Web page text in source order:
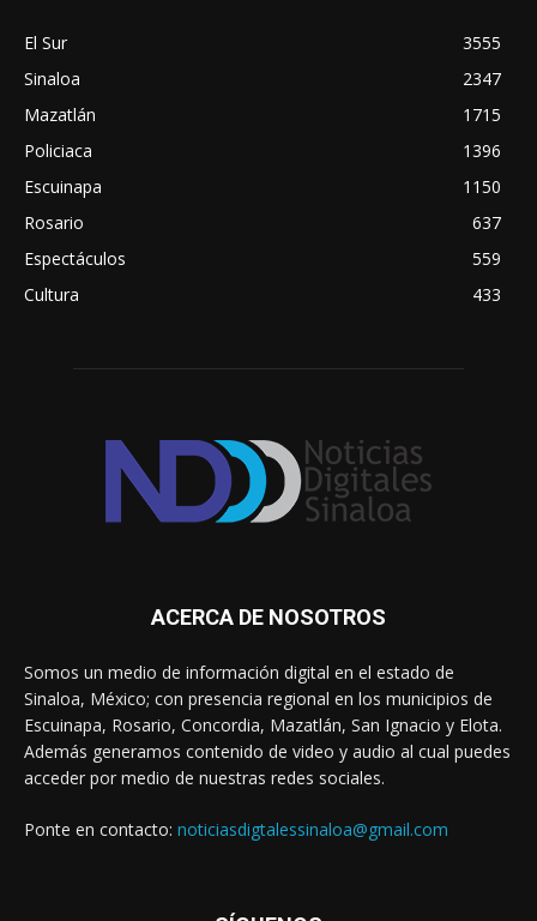
El Sur
3555
Sinaloa
2347
Mazatlán
1715
Policiaca
1396
Escuinapa
1150
Rosario
637
Espectáculos
559
Cultura
433
ACERCA DE NOSOTROS
Somos un medio de información digital en el estado de
Sinaloa, México; con presencia regional en los municipios de
Escuinapa, Rosario, Concordia, Mazatlán, San Ignacio y Elota.
Además generamos contenido de video y audio al cual puedes
acceder por medio de nuestras redes sociales.
Ponte en contacto: noticiasdigtalessinaloa@gmail.com